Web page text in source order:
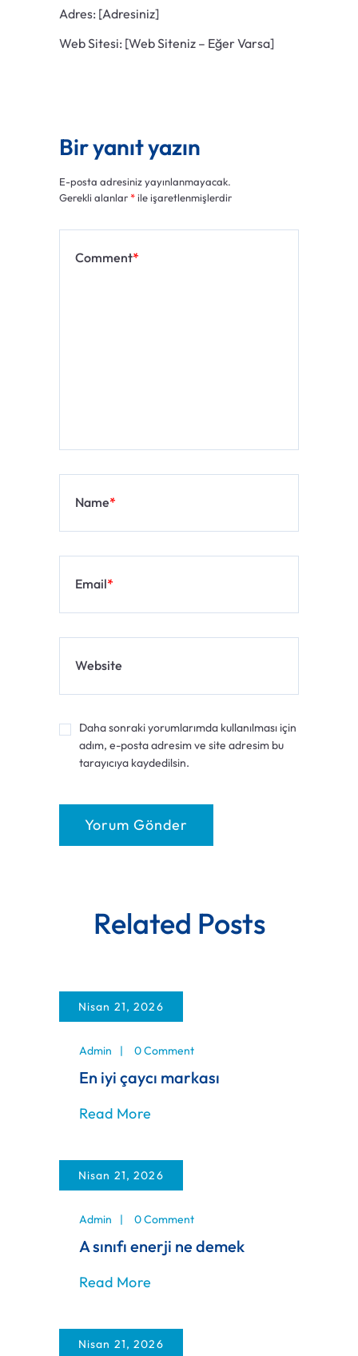
Adres: [Adresiniz]
Web Sitesi: [Web Siteniz – Eğer Varsa]
Bir yanıt yazın
E-posta adresiniz yayınlanmayacak.
Gerekli alanlar*ile işaretlenmişlerdir
Comment*
Name*
Email*
Website
Daha sonraki yorumlarımda kullanılması için
adım, e-posta adresim ve site adresim bu
tarayıcıya kaydedilsin.
Related Posts
Nisan 21, 2026
Admin 0 Comment
En iyi çaycı markası
Read More
Nisan 21, 2026
Admin 0 Comment
A sınıfı enerji ne demek
Read More
Nisan 21, 2026